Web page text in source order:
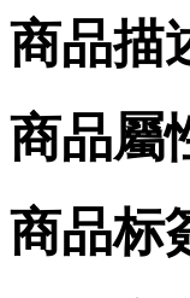
商品描
商品屬
商品标